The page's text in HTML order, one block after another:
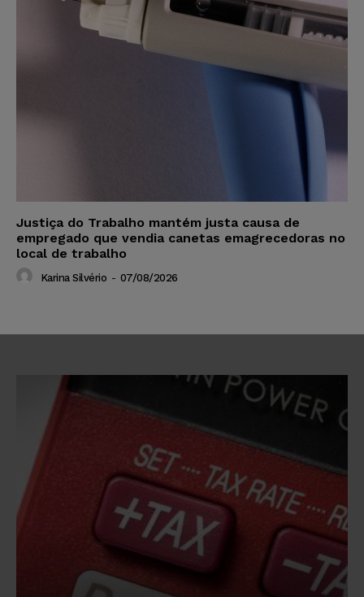
Justiça do Trabalho mantém justa causa de
empregado que vendia canetas emagrecedoras no
local de trabalho
Karina Silvério - 07/08/2026